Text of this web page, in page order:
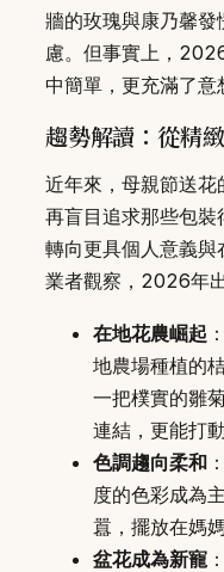
牆的玫瑰與康乃馨
慮。但事實上，
中簡單，更充滿了意
趨勢解讀：從精
近年來，母親節送
再盲目追求那些包
轉向更具個人意義
業者觀察，2026年
在地花農崛起
地農場種植的
一把樸實的雛
連結，更能打動
色調趨向柔和
度的色彩成為
囂，擺放在媽
盆花成為新寵